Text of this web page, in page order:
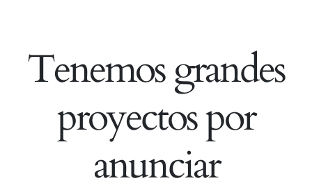
Tenemos grandes
proyectos por
anunciar